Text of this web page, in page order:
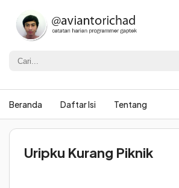
Beranda Daftar Isi Tentang
Uripku Kurang Piknik